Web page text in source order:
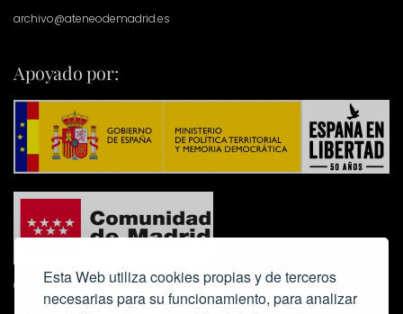
Esta Web utiliza cookies propias y de terceros
necesarias para su funcionamiento, para analizar
archivo@ateneodemadrid.es
Apoyado por: